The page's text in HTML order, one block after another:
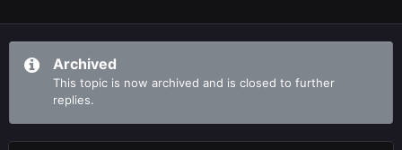
Archived
This topic is now archived and is closed to further
replies.